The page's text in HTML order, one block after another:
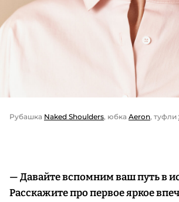
Рубашка Naked Shoulders, юбка Aeron, туфли
— Давайте вспомним ваш путь в
Расскажите про первое яркое